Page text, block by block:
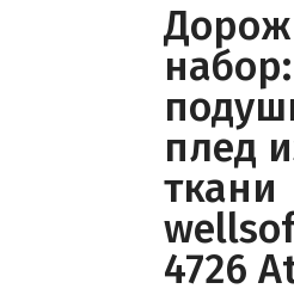
набор:
плед
ткани
4726